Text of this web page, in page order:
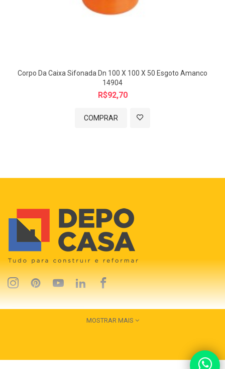
Corpo Da Caixa Sifonada Dn 100 X 100 X 50 Esgoto Amanco
14904
R$92,70
COMPRAR
MOSTRAR MAIS